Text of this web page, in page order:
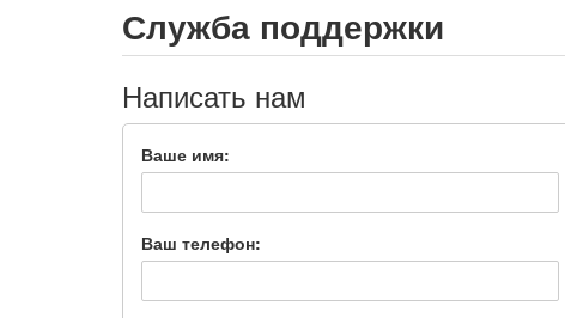
Служба поддержки
Написать нам
Ваше имя:
Ваш телефон: